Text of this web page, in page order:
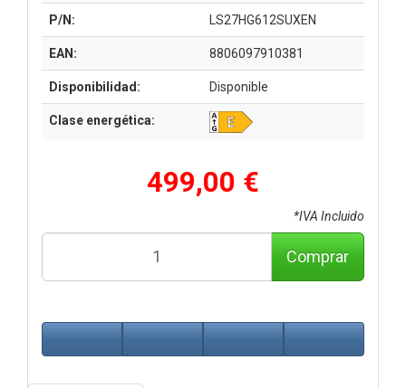
P/N: LS27HG612SUXEN
EAN: 8806097910381
Disponibilidad: Disponible
Clase energética:
499,00 €
*IVA Incluido
Comprar